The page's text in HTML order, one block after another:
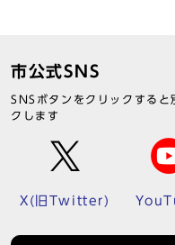
市公式SNS
SNSボタンをクリックすると
クします
X(旧Twitter)